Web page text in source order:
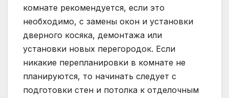
комнате рекомендуется, если это
необходимо, с замены окон и установки
дверного косяка, демонтажа или
установки новых перегородок. Если
никакие перепланировки в комнате не
планируются, то начинать следует с
подготовки стен и потолка к отделочным